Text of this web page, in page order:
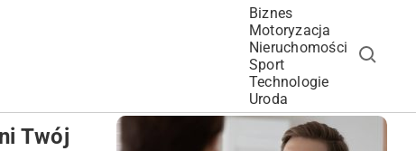
Biznes
Motoryzacja
Nieruchomości
Sport
Technologie
Uroda
Twój
POPULARNE ARTYKUŁY